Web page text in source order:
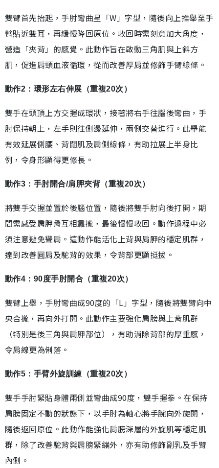
雙臂首先抬起，手肘彎曲呈「W」字型，隨後向上推舉至手
臂貼近雙耳，再緩慢降回原位。收回時需刻意加大角度，
營造「夾背」的感覺。此動作旨在啟動三角肌與上斜方
肌，促進肩頸血液循環，從而改善厚肩並修飾手臂線條。
動作2：環形左右伸展（重複20次）
雙手在頭頂上方交握成環狀，接著將右手往腦後彎曲，手
肘保持朝上，左手則往側邊延伸，兩側交替進行。此舉能
有效延展側腰、背闊肌及肩側線條，有助拉展上半身比
例，令身形顯得更修長。
動作3：手肘開合/肩胛夾背（重複20次）
將雙手交握並置於後腦位置，隨後將雙手肘向後打開，期
間需感受肩胛骨互相靠攏，最後慢慢收回。動作過程中必
須注意避免聳肩。這動作能活化上背與肩胛的穩定肌群，
達到改善圓肩及駝背的效果，令背部更顯挺拔。
動作4：90度手肘開合（重複20次）
雙臂上舉，手肘彎曲成90度的「L」字型，隨後將雙臂向中
央合攏，再向外打開。此動作主要強化肩膀與上背肌群
（特別是後三角與肩胛部位），有助消除背部的厚重感，
令肩線更為俐落。
動作5：手臂外旋訓練（重複20次）
雙手手肘緊貼身體兩側並彎曲成90度，雙手握拳。在保持
肩膀固定不動的狀態下，以手肘為軸心將手腕向外旋開，
隨後返回原位。此動作能強化肩膀深層的外旋肌等穩定肌
群，除了改善駝背與肩膀緊繃外，亦有助修飾副乳及手臂
內側。